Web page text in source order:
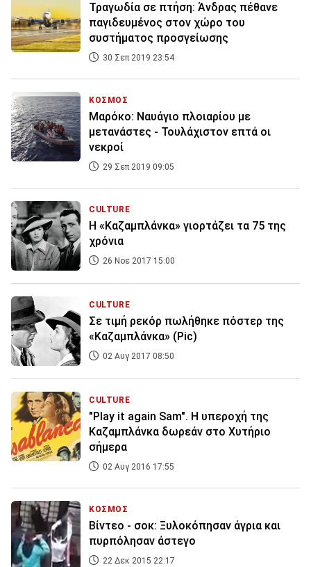
Τραγωδία σε πτήση: Άνδρας πέθανε
παγιδευμένος στον χώρο του
συστήματος προσγείωσης
30 Σεπ 2019 23:54
ΚΟΣΜΟΣ
Μαρόκο: Ναυάγιο πλοιαρίου με
μετανάστες - Τουλάχιστον επτά οι
νεκροί
29 Σεπ 2019 09:05
CULTURE
Η «Καζαμπλάνκα» γιορτάζει τα 75 της
χρόνια
26 Νοε 2017 15:00
CULTURE
Σε τιμή ρεκόρ πωλήθηκε πόστερ της
«Καζαμπλάνκα» (Pic)
02 Αυγ 2017 08:50
CULTURE
"Play it again Sam". H υπεροχή της
Καζαμπλάνκα δωρεάν στο Χυτήριο
σήμερα
02 Αυγ 2016 17:55
ΚΟΣΜΟΣ
Βίντεο - σοκ: Ξυλοκόπησαν άγρια και
πυρπόλησαν άστεγο
22 Δεκ 2015 22:17